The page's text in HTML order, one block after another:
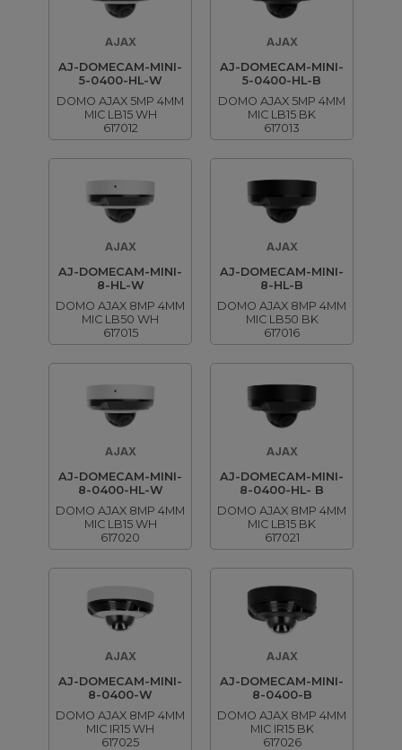
AJAX
AJ-DOMECAM-MINI-
5-0400-HL-W
DOMO AJAX 5MP 4MM
MIC LB15 WH
617012
AJAX
AJ-DOMECAM-MINI-
5-0400-HL-B
DOMO AJAX 5MP 4MM
MIC LB15 BK
617013
AJAX
AJ-DOMECAM-MINI-
8-HL-W
DOMO AJAX 8MP 4MM
MIC LB50 WH
617015
AJAX
AJ-DOMECAM-MINI-
8-HL-B
DOMO AJAX 8MP 4MM
MIC LB50 BK
617016
AJAX
AJ-DOMECAM-MINI-
8-0400-HL-W
DOMO AJAX 8MP 4MM
MIC LB15 WH
617020
AJAX
AJ-DOMECAM-MINI-
8-0400-HL- B
DOMO AJAX 8MP 4MM
MIC LB15 BK
617021
AJAX
AJ-DOMECAM-MINI-
8-0400-W
DOMO AJAX 8MP 4MM
MIC IR15 WH
617025
AJAX
AJ-DOMECAM-MINI-
8-0400-B
DOMO AJAX 8MP 4MM
MIC IR15 BK
617026